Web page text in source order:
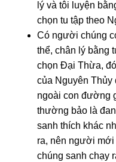
lý và tôi luyện
chọn tu tập theo
Có người chúng
thể, chân lý bằng
chọn Đại Thừa,
của Nguyên Thủy
ngoài con đường
thường bảo là
sanh thích khác
ra, nên người mới
chúng sanh chạy